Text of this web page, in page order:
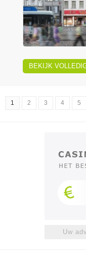
BEKIJK
1 2 3 4 5
Uw